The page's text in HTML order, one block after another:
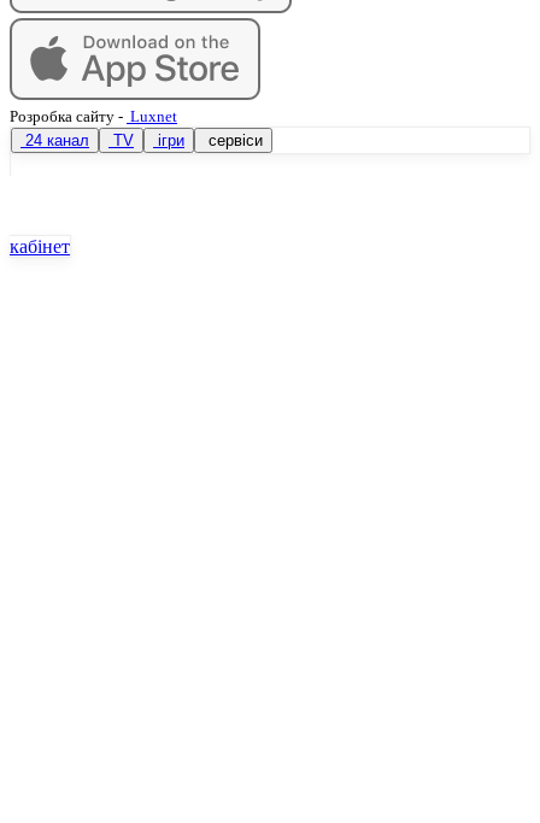
Розробка сайту - Luxnet
24 канал
TV ігри сервіси
кабінет